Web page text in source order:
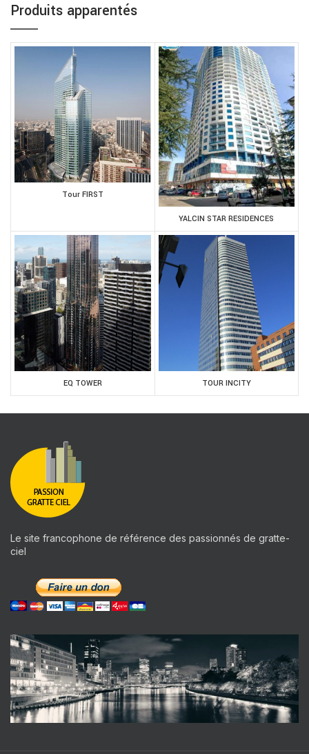
Produits apparentés
Tour FIRST
YALCIN STAR RESIDENCES
EQ TOWER TOUR INCITY
Le site francophone de référence des passionnés de gratte-
ciel